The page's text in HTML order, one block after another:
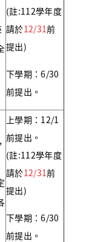
(註:112學年度
請於12/31前
提出)
下學期：6/30
前提出。
上學期：12/1
前提出。
(註:112學年度
請於12/31前
提出)
下學期：6/30
前提出。